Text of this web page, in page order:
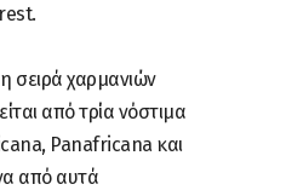
σειρά χαρμανιών
από τρία νόστιμα
Panafricana και
από αυτά